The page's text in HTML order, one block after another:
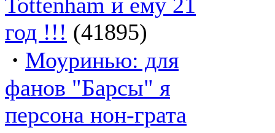
год !!! (41895)
· Моуринью: для
фанов "Барсы" я
персона нон-грата